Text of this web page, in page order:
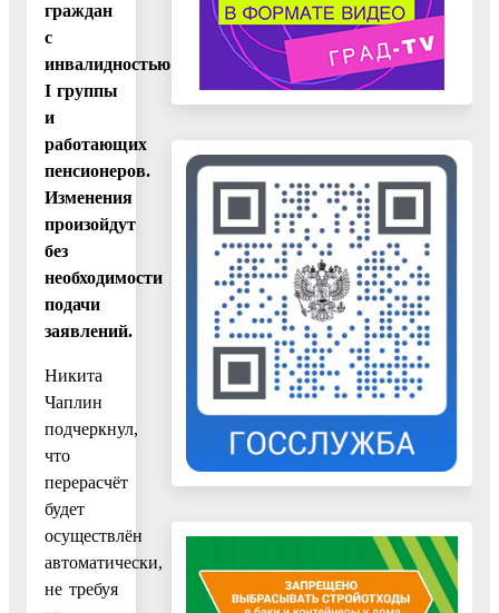
граждан
с
инвалидностью
I группы
и
работающих
пенсионеров.
Изменения
произойдут
без
необходимости
подачи
заявлений.
Никита
Чаплин
подчеркнул,
что
перерасчёт
будет
осуществлён
автоматически,
не требуя